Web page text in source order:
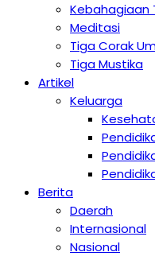
Kebahagiaan
Meditasi
Tiga Corak
Tiga Mustika
Artikel
Keluarga
Berita
Daerah
Internasional
Nasional